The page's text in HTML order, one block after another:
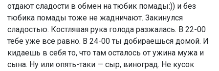
отдают сладости в обмен на тюбик помады:)) и без
тюбика помады тоже не жадничают. Закинулся
сладостью. Костлявая рука голода разжалась. В 22-00
тебе уже все равно. В 24-00 ты добираешься домой. И
кидаешь в себя то, что там осталось от ужина мужа и
сына. Ну или опять-таки — сыр, виноград. Не кусок